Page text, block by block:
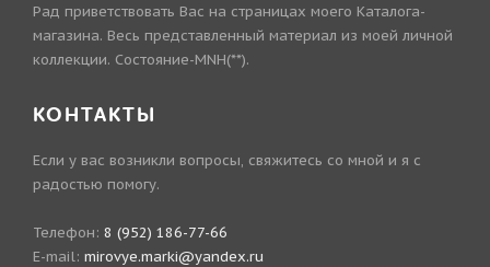
Рад приветствовать Вас на страницах моего Каталога-
магазина. Весь представленный материал из моей личной
коллекции. Состояние-MNH(**).
КОНТАКТЫ
Если у вас возникли вопросы, свяжитесь со мной и я с
радостью помогу.
Телефон: 8 (952) 186-77-66
E-mail: mirovye.marki@yandex.ru